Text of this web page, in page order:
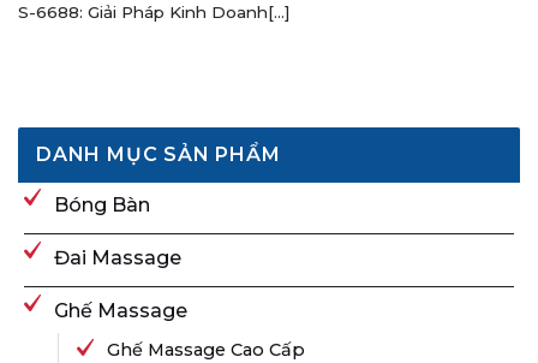
S-6688: Giải Pháp Kinh Doanh[...]
DANH MỤC SẢN PHẨM
Bóng Bàn
Đai Massage
Ghế Massage
Ghế Massage Cao Cấp